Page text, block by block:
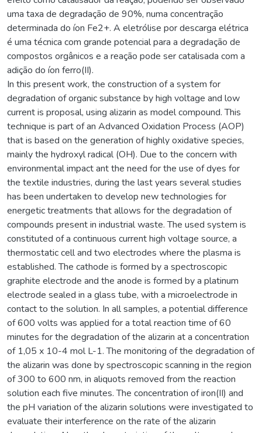
uma taxa de degradação de 90%, numa concentração
determinada do íon Fe2+. A eletrólise por descarga elétrica
é uma técnica com grande potencial para a degradação de
compostos orgânicos e a reação pode ser catalisada com a
adição do íon ferro(II).
In this present work, the construction of a system for
degradation of organic substance by high voltage and low
current is proposal, using alizarin as model compound. This
technique is part of an Advanced Oxidation Process (AOP)
that is based on the generation of highly oxidative species,
mainly the hydroxyl radical (OH). Due to the concern with
environmental impact ant the need for the use of dyes for
the textile industries, during the last years several studies
has been undertaken to develop new technologies for
energetic treatments that allows for the degradation of
compounds present in industrial waste. The used system is
constituted of a continuous current high voltage source, a
thermostatic cell and two electrodes where the plasma is
established. The cathode is formed by a spectroscopic
graphite electrode and the anode is formed by a platinum
electrode sealed in a glass tube, with a microelectrode in
contact to the solution. In all samples, a potential difference
of 600 volts was applied for a total reaction time of 60
minutes for the degradation of the alizarin at a concentration
of 1,05 x 10-4 mol L-1. The monitoring of the degradation of
the alizarin was done by spectroscopic scanning in the region
of 300 to 600 nm, in aliquots removed from the reaction
solution each five minutes. The concentration of iron(II) and
the pH variation of the alizarin solutions were investigated to
evaluate their interference on the rate of the alizarin